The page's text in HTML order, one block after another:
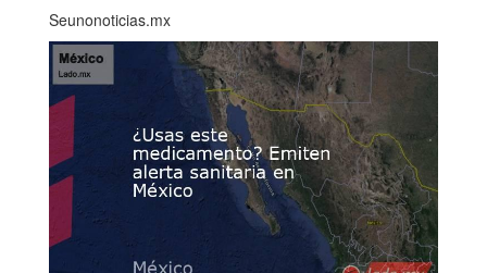
Seunonoticias.mx